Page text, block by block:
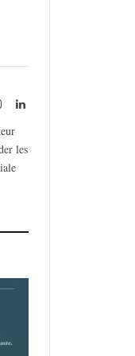
InstagramLinkedIn
les